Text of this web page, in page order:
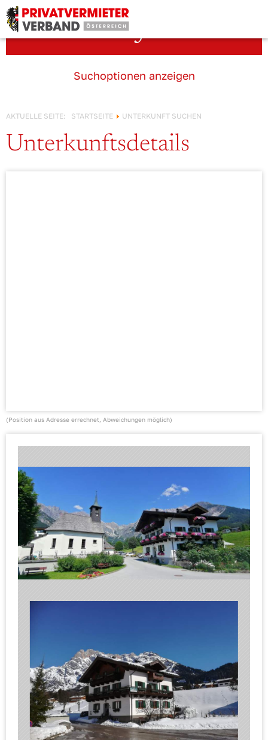
Unterkunft suchen
Suchoptionen anzeigen
AKTUELLE SEITE: STARTSEITE UNTERKUNFT SUCHEN
Unterkunftsdetails
(Position aus Adresse errechnet, Abweichungen möglich)